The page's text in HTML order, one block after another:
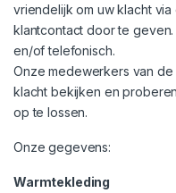
vriendelijk om uw klacht
klantcontact door te
en/of telefonisch.
Onze medewerkers van
klacht bekijken en
op te lossen.
Onze gegevens:
Warmtekleding